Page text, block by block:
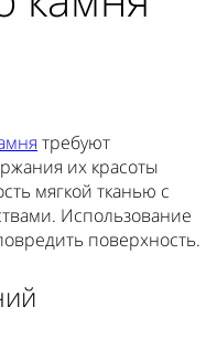
требуют
их красоты
мягкой тканью с
Использование
поверхность.